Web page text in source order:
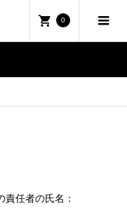
0
任者の氏名：